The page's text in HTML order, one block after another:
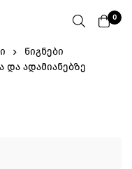
0
წიგნები
და ადამიანებზე